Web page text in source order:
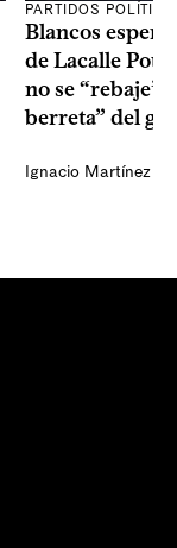
PARTIDOS
Blancos
de Lacalle Pou
no se “rebaje”
berreta” del
Ignacio Martínez